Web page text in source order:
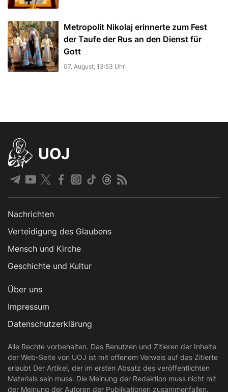
Metropolit Nikolaj erinnerte zum Fest
der Taufe der Rus an den Dienst für
Gott
07. August, 13:53 Uhr
UOJ
Nachrichten
Verteidigung des Glaubens
Mensch und Kirche
Geschichte und Kultur
Über uns
Impressum
Datenschutzerklärung
Alle Rechte vorbehalten. Das Benutzen und Zitieren der Inhalte
der Web-Seite von UOJ ist mit offenem Verweis auf das Zitierte
erlaubt Der Artikel, der im ersten Absatz des veröffentlichten
Materials sein muss. Die Meinung der Redaktion muss nicht mit
der Meinung der Autoren der Publikationen zusammenfallen.